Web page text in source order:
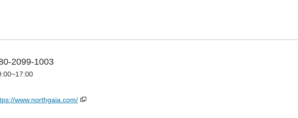
2099-1003
www.northgaia.com/